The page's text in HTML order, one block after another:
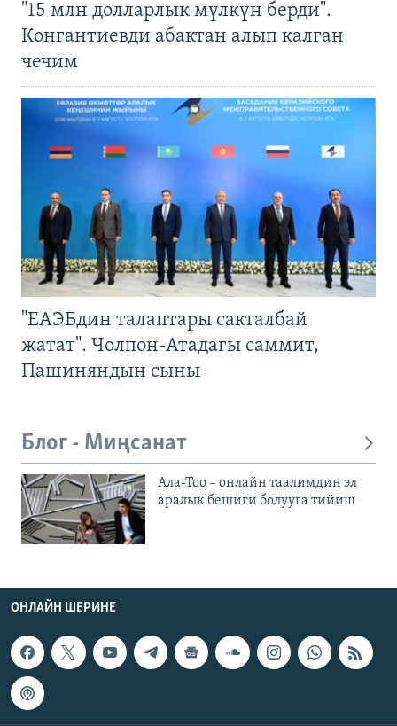
"15 млн долларлык мүлкүн берди".
Конгантиевди абактан алып калган
чечим
"ЕАЭБдин талаптары сакталбай
жатат". Чолпон-Атадагы саммит,
Пашиняндын сыны
Блог - Миңсанат
Ала-Тоо – онлайн таалимдин эл
аралык бешиги болууга тийиш
ОНЛАЙН ШЕРИНЕ